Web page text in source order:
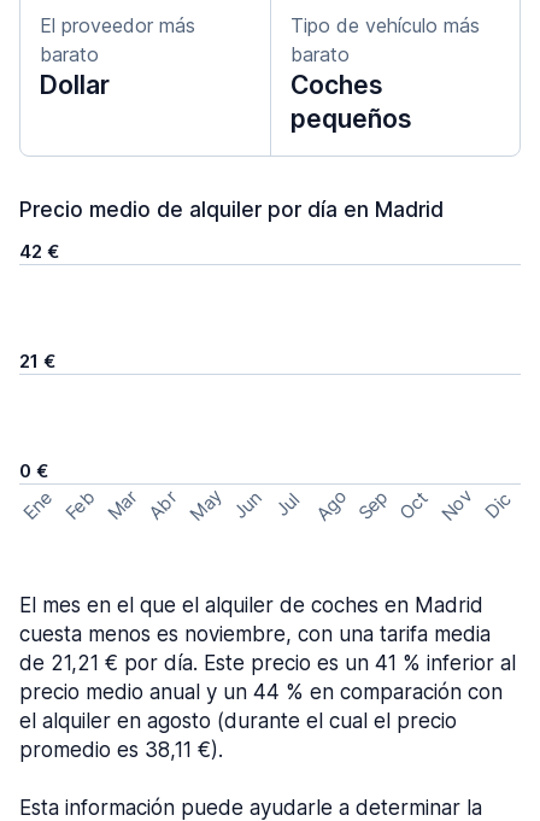
El proveedor más
barato
Dollar
Tipo de vehículo más
barato
Coches
pequeños
Precio medio de alquiler por día en Madrid
42 €
21 €
0 €
Ene Feb Mar Abr May Jun Jul Ago Sep Oct Nov Dic
El mes en el que el alquiler de coches en Madrid
cuesta menos es noviembre, con una tarifa media
de 21,21 € por día. Este precio es un 41 % inferior al
precio medio anual y un 44 % en comparación con
el alquiler en agosto (durante el cual el precio
promedio es 38,11 €).
Esta información puede ayudarle a determinar la